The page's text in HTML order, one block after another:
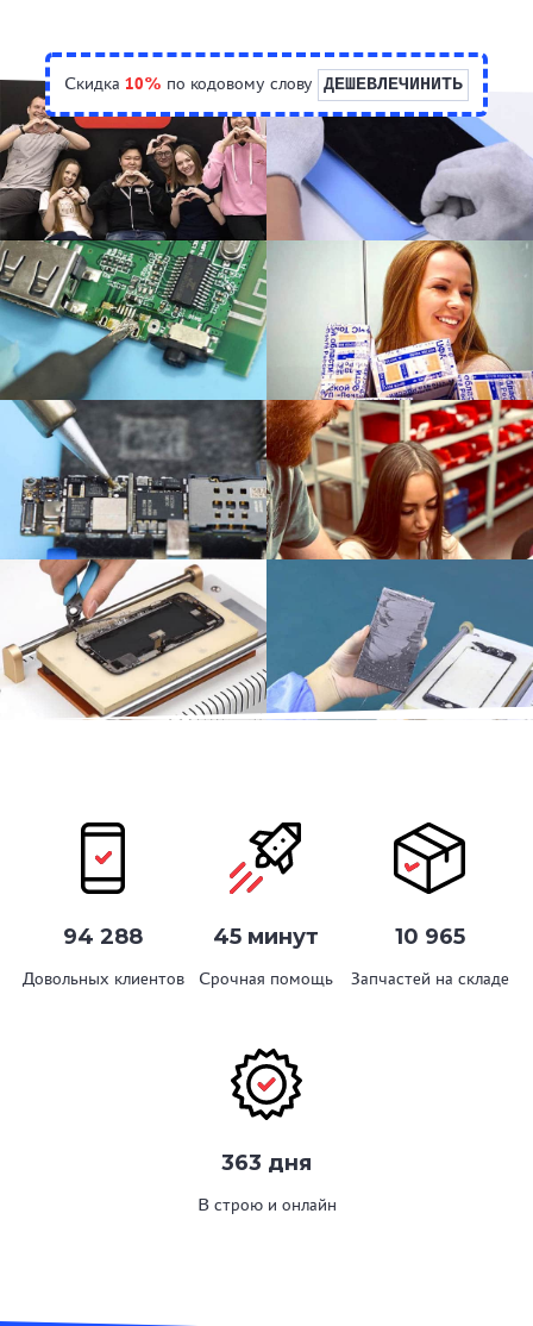
Скидка 10% по кодовому слову ДЕШЕВЛЕЧИНИТЬ
94 288
Довольных клиентов
45 минут
Срочная помощь
10 965
Запчастей на складе
363 дня
В строю и онлайн